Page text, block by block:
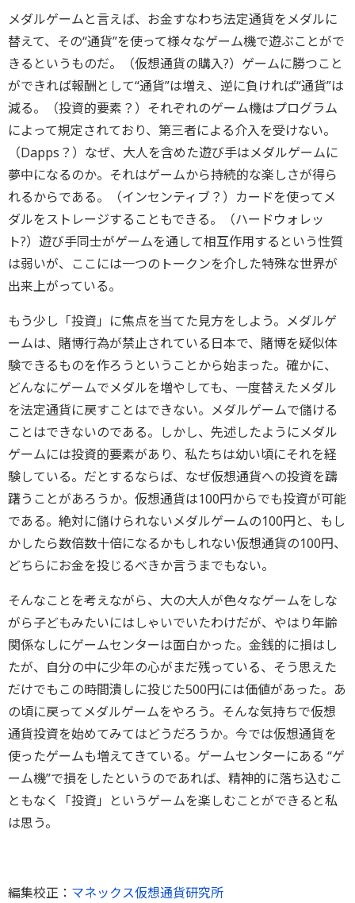
メダルゲームと言えば、お金すなわち法定通貨をメダルに
替えて、その“通貨”を使って様々なゲーム機で遊ぶことがで
きるというものだ。（仮想通貨の購入?）ゲームに勝つこと
ができれば報酬として“通貨”は増え、逆に負ければ“通貨”は
減る。（投資的要素？）それぞれのゲーム機はプログラム
によって規定されており、第三者による介入を受けない。
（Dapps？）なぜ、大人を含めた遊び手はメダルゲームに
夢中になるのか。それはゲームから持続的な楽しさが得ら
れるからである。（インセンティブ？）カードを使ってメ
ダルをストレージすることもできる。（ハードウォレッ
ト?）遊び手同士がゲームを通して相互作用するという性質
は弱いが、ここには一つのトークンを介した特殊な世界が
出来上がっている。
もう少し「投資」に焦点を当てた見方をしよう。メダルゲ
ームは、賭博行為が禁止されている日本で、賭博を疑似体
験できるものを作ろうということから始まった。確かに、
どんなにゲームでメダルを増やしても、一度替えたメダル
を法定通貨に戻すことはできない。メダルゲームで儲ける
ことはできないのである。しかし、先述したようにメダル
ゲームには投資的要素があり、私たちは幼い頃にそれを経
験している。だとするならば、なぜ仮想通貨への投資を躊
躇うことがあろうか。仮想通貨は100円からでも投資が可能
である。絶対に儲けられないメダルゲームの100円と、もし
かしたら数倍数十倍になるかもしれない仮想通貨の100円、
どちらにお金を投じるべきか言うまでもない。
そんなことを考えながら、大の大人が色々なゲームをしな
がら子どもみたいにはしゃいでいたわけだが、やはり年齢
関係なしにゲームセンターは面白かった。金銭的に損はし
たが、自分の中に少年の心がまだ残っている、そう思えた
だけでもこの時間潰しに投じた500円には価値があった。あ
の頃に戻ってメダルゲームをやろう。そんな気持ちで仮想
通貨投資を始めてみてはどうだろうか。今では仮想通貨を
使ったゲームも増えてきている。ゲームセンターにある “ゲ
ーム機”で損をしたというのであれば、精神的に落ち込むこ
ともなく「投資」というゲームを楽しむことができると私
は思う。
編集校正： マネックス仮想通貨研究所